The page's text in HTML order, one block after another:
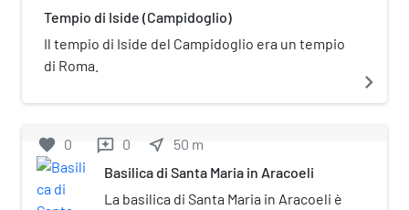
Tempio di Iside (Campidoglio)
Il tempio di Iside del Campidoglio era un tempio
di Roma.
navigate_next
favorite 0 reviews 0 near_me 50 m
Basilica di Santa Maria in Aracoeli
La basilica di Santa Maria in Aracoeli è